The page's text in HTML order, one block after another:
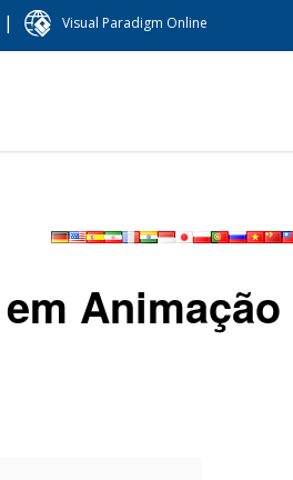
| Visual Paradigm Online
Animação